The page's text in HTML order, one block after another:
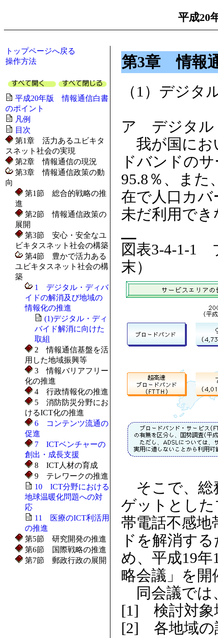
平成20
トップページへ戻る
操作方法
平成20年版 情報通信白書
のポイント
凡例
目次
第1章 活力あるユビキタ
スネット社会の実現
第2章 情報通信の現況
第3章 情報通信政策の動
向
第1節 総合的戦略の推
進
第2節 情報通信政策の
展開
第3節 安心・安全なユ
ビキタスネット社会の構築
第4節 豊かで活力ある
ユビキタスネット社会の構
築
1 デジタル・ディバ
イドの解消及び地域の
情報化の推進
(1)デジタル・ディ
バイド解消に向けた
取組
2 情報通信基盤を活
用した地域振興等
3 情報バリアフリー
化の推進
4 行政情報化の推進
5 消防防災分野にお
けるICT化の推進
6 コンテンツ流通の
促進
7 ICTベンチャーの
創出・成長支援
8 ICT人材の育成
9 テレワークの推進
10 ICT分野における
地球温暖化問題への対
応
11 医療のICT利活用
の推進
第5節 研究開発の推進
第6節 国際戦略の推進
第7節 郵政行政の展開
第3章 情報
（1）デジタ
ア デジタル
我が国にお
ドバンドの
95.8％、また
在で人口カバ
未だ利用でき
図表3-4-1-1
末）
そこで、総
ゲットとし
帯電話不感
ドを解消す
め、平成19
略会議」を
同会議では
[1] 検討対象
[2] 各地域の